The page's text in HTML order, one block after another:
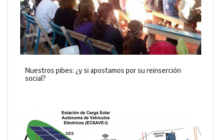
Nuestros pibes: ¿y si apostamos por su reinserción
social?